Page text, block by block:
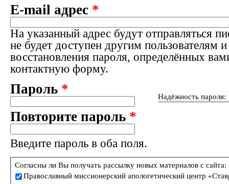
E-mail адрес *
На указанный адрес будут отправляться
не будет доступен другим пользователям
восстановления пароля, определённых
контактную форму.
Надёжность пароля:
Пароль *
Повторите пароль *
Введите пароль в оба поля.
Согласны ли Вы получать рассылку новых материалов с сайта:
Православный миссионерский апологетический центр